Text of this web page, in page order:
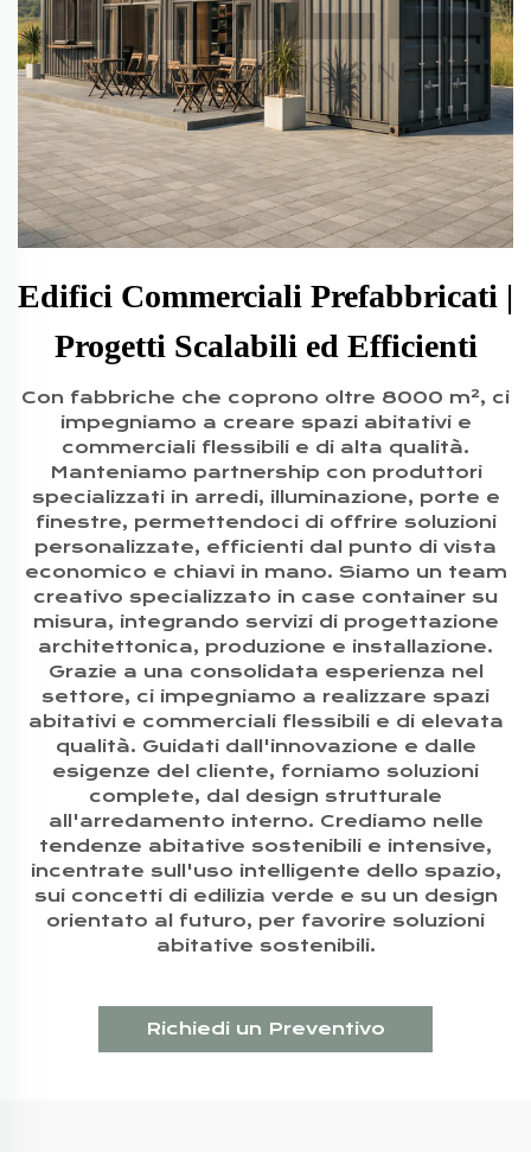
Edifici Commerciali Prefabbricati |
Progetti Scalabili ed Efficienti
Con fabbriche che coprono oltre 8000 m², ci
impegniamo a creare spazi abitativi e
commerciali flessibili e di alta qualità.
Manteniamo partnership con produttori
specializzati in arredi, illuminazione, porte e
finestre, permettendoci di offrire soluzioni
personalizzate, efficienti dal punto di vista
economico e chiavi in mano. Siamo un team
creativo specializzato in case container su
misura, integrando servizi di progettazione
architettonica, produzione e installazione.
Grazie a una consolidata esperienza nel
settore, ci impegniamo a realizzare spazi
abitativi e commerciali flessibili e di elevata
qualità. Guidati dall'innovazione e dalle
esigenze del cliente, forniamo soluzioni
complete, dal design strutturale
all'arredamento interno. Crediamo nelle
tendenze abitative sostenibili e intensive,
incentrate sull'uso intelligente dello spazio,
sui concetti di edilizia verde e su un design
orientato al futuro, per favorire soluzioni
abitative sostenibili.
Richiedi un Preventivo